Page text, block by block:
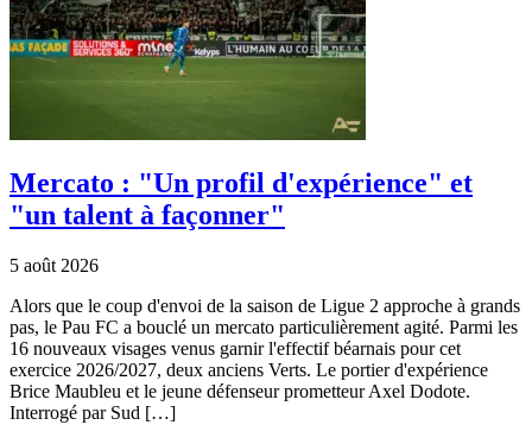
Mercato : "Un profil d'expérience" et
"un talent à façonner"
5 août 2026
Alors que le coup d'envoi de la saison de Ligue 2 approche à grands
pas, le Pau FC a bouclé un mercato particulièrement agité. Parmi les
16 nouveaux visages venus garnir l'effectif béarnais pour cet
exercice 2026/2027, deux anciens Verts. Le portier d'expérience
Brice Maubleu et le jeune défenseur prometteur Axel Dodote.
Interrogé par Sud […]